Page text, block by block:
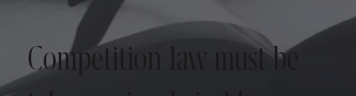
Competition law must be